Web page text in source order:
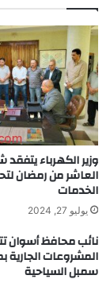
وزير الكهرباء
العاشر من رمضان
الخدمات
يوليو 27, 2024
نائب محافظ أسوان
المشروعات الجارية
سمبل السياحية